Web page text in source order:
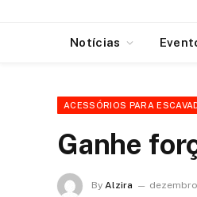
Notícias
ACESSÓRIOS PARA
Ganhe
By Alzira dezembro